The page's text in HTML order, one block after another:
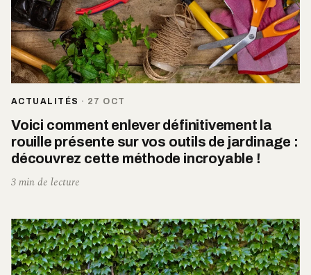
ACTUALITÉS · 27 OCT
Voici comment enlever définitivement la
rouille présente sur vos outils de jardinage :
découvrez cette méthode incroyable !
3 min de lecture